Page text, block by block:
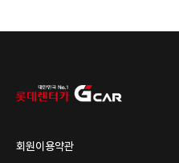
회원이용약관